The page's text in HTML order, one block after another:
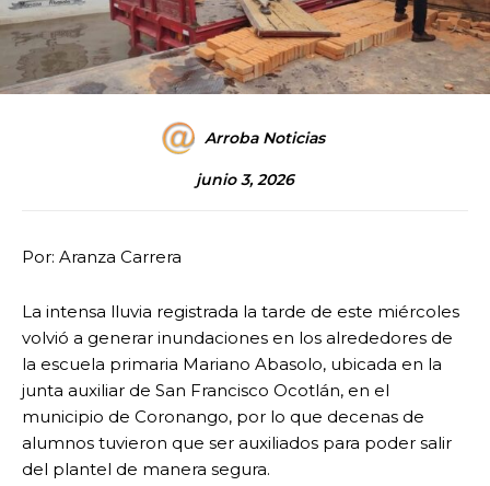
Arroba Noticias
junio 3, 2026
Por: Aranza Carrera
La intensa lluvia registrada la tarde de este miércoles
volvió a generar inundaciones en los alrededores de
la escuela primaria Mariano Abasolo, ubicada en la
junta auxiliar de San Francisco Ocotlán, en el
municipio de Coronango, por lo que decenas de
alumnos tuvieron que ser auxiliados para poder salir
del plantel de manera segura.